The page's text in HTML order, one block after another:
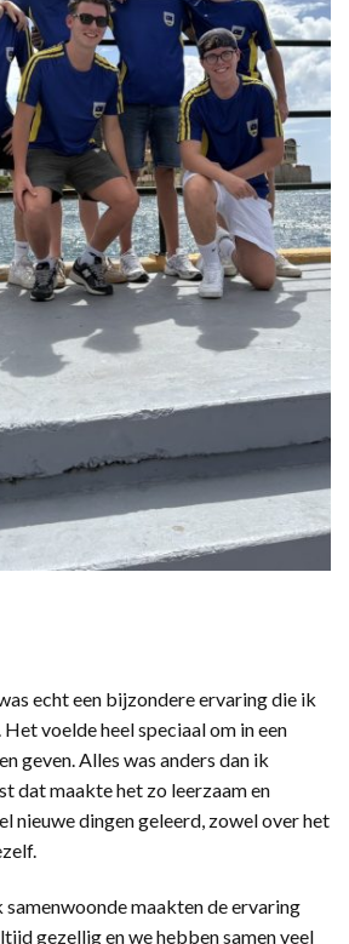
echt een bijzondere ervaring die ik
voelde heel speciaal om in een
geven. Alles was anders dan ik
dat maakte het zo leerzaam en
nieuwe dingen geleerd, zowel over het
samenwoonde maakten de ervaring
gezellig en we hebben samen veel